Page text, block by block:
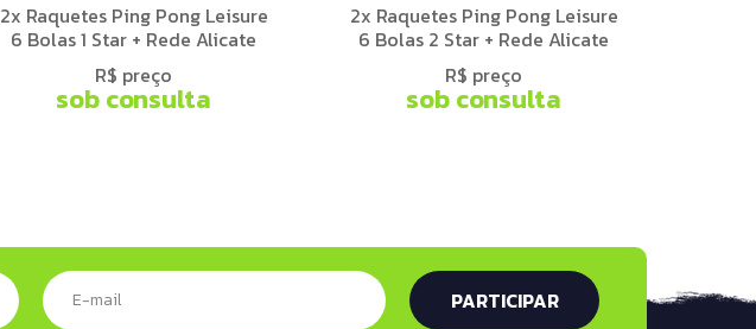
2x Raquetes Ping Pong Leisure
6 Bolas 1 Star + Rede Alicate
R$ preço
sob consulta
2x Raquetes Ping Pong Leisure
6 Bolas 2 Star + Rede Alicate
R$ preço
sob consulta